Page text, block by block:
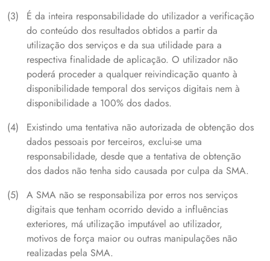
É da inteira responsabilidade do utilizador a verificação
do conteúdo dos resultados obtidos a partir da
utilização dos serviços e da sua utilidade para a
respectiva finalidade de aplicação. O utilizador não
poderá proceder a qualquer reivindicação quanto à
disponibilidade temporal dos serviços digitais nem à
disponibilidade a 100% dos dados.
Existindo uma tentativa não autorizada de obtenção dos
dados pessoais por terceiros, exclui-se uma
responsabilidade, desde que a tentativa de obtenção
dos dados não tenha sido causada por culpa da SMA.
A SMA não se responsabiliza por erros nos serviços
digitais que tenham ocorrido devido a influências
exteriores, má utilização imputável ao utilizador,
motivos de força maior ou outras manipulações não
realizadas pela SMA.